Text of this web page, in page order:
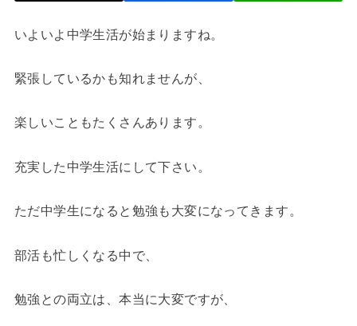
いよいよ中学生活が始まりますね。
緊張しているかも知れませんが、
楽しいこともたくさんあります。
充実した中学生活にして下さい。
ただ中学生になると勉強も大変になってきます。
部活も忙しくなる中で、
勉強との両立は、本当に大変ですが、